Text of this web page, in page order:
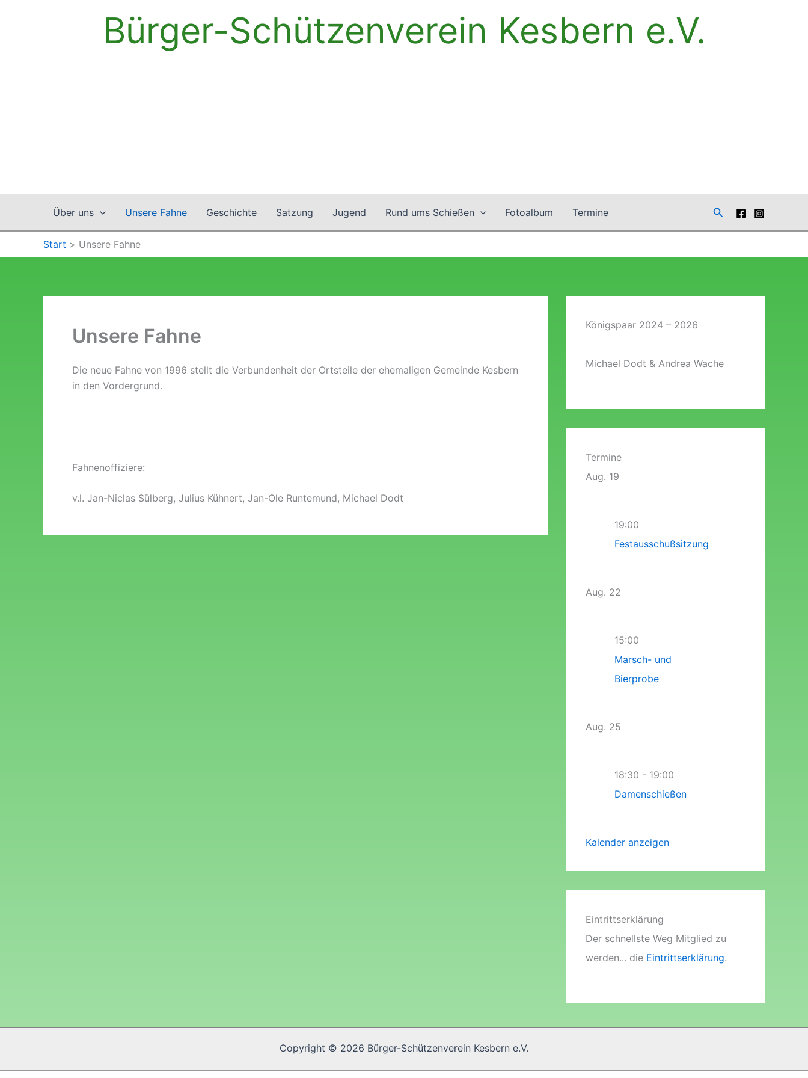
Bürger-Schützenverein Kesbern e.V.
Über uns Unsere Fahne Geschichte Satzung Jugend Rund ums Schießen Fotoalbum Termine Suchen
Start Unsere Fahne
Unsere Fahne
Die neue Fahne von 1996 stellt die Verbundenheit der Ortsteile der ehemaligen Gemeinde Kesbern
in den Vordergrund.
Fahnenoffiziere:
v.l. Jan-Niclas Sülberg, Julius Kühnert, Jan-Ole Runtemund, Michael Dodt
Königspaar 2024 – 2026
Michael Dodt & Andrea Wache
Termine
Aug. 19
19:00
Festausschußsitzung
Aug. 22
15:00
Marsch- und
Bierprobe
Aug. 25
18:30 - 19:00
Damenschießen
Kalender anzeigen
Eintrittserklärung
Der schnellste Weg Mitglied zu
werden... die Eintrittserklärung.
Copyright © 2026 Bürger-Schützenverein Kesbern e.V.